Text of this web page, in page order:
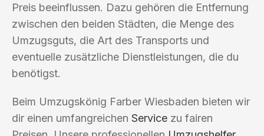
Preis beeinflussen. Dazu gehören die Entfernung
zwischen den beiden Städten, die Menge des
Umzugsguts, die Art des Transports und
eventuelle zusätzliche Dienstleistungen, die du
benötigst.
Beim Umzugskönig Farber Wiesbaden bieten wir
dir einen umfangreichen Service zu fairen